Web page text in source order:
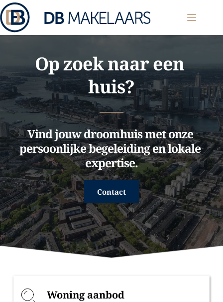
Ga
naar
de
inhoud
Op zoek naar een
huis?
Vind jouw droomhuis met onze
persoonlijke begeleiding en lokale
expertise.
Contact
Woning aanbod